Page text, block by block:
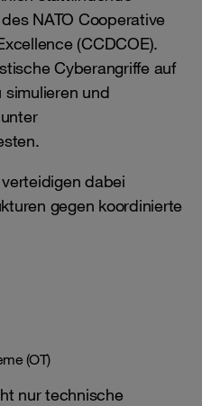
NATO Cooperative
(CCDCOE).
Cyberangriffe auf
simulieren und
dabei
gegen koordinierte
(OT)
nur technische